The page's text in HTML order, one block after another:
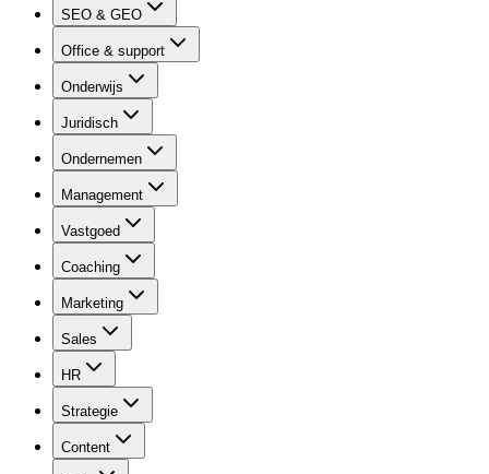
SEO & GEO
Office & support
Onderwijs
Juridisch
Ondernemen
Management
Vastgoed
Coaching
Marketing
Sales
HR
Strategie
Content